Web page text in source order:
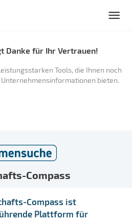
Danke für Ihr Vertrauen!
Tools, die Ihnen noch
bieten.
Compass
Compass ist
Plattform für